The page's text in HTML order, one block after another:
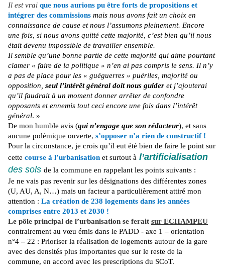
Il est vrai que nous aurions pu être forts de propositions et
intégrer des commissions mais nous avons fait un choix en
connaissance de cause et nous l’assumons pleinement. Encore
une fois, si nous avons quitté cette majorité, c’est bien qu’il nous
était devenu impossible de travailler ensemble.
Il semble qu’une bonne partie de cette majorité qui aime pourtant
clamer « faire de la politique » n’en ai pas compris le sens. Il n’y
a pas de place pour les « guéguerres » puériles, majorité ou
opposition, seul l’intérêt général doit nous guider et j’ajouterai
qu’il faudrait à un moment donner arrêter de confondre
opposants et ennemis tout ceci encore une fois dans l’intérêt
général. »
De mon humble avis (qui n’engage que son rédacteur), et sans
aucune polémique ouverte, s’opposer n’a rien de constructif !
Pour la circonstance, je crois qu’il eut été bien de faire le point sur
cette course à l’urbanisation et surtout à l’artificialisation
des sols de la commune en rappelant les points suivants :
Je ne vais pas revenir sur les désignations des différentes zones
(U, AU, A, N…) mais un facteur a particulièrement attiré mon
attention : La création de 238 logements dans les années
comprises entre 2013 et 2030 !
Le pôle principal de l’urbanisation se ferait sur ECHAMPEU
contrairement au vœu émis dans le PADD - axe 1 – orientation
n°4 – 22 : Prioriser la réalisation de logements autour de la gare
avec des densités plus importantes que sur le reste de la
commune, en accord avec les prescriptions du SCoT.